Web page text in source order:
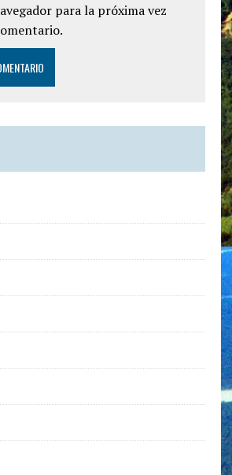
para la próxima vez